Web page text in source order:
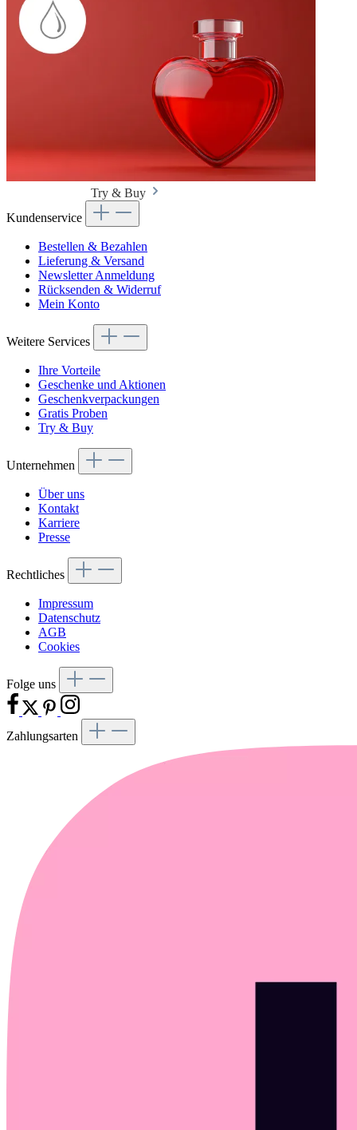
Try & Buy
Kundenservice
Bestellen & Bezahlen
Lieferung & Versand
Newsletter Anmeldung
Rücksenden & Widerruf
Mein Konto
Weitere Services
Ihre Vorteile
Geschenke und Aktionen
Geschenkverpackungen
Gratis Proben
Try & Buy
Unternehmen
Über uns
Kontakt
Karriere
Presse
Rechtliches
Impressum
Datenschutz
AGB
Cookies
Folge uns
Zahlungsarten